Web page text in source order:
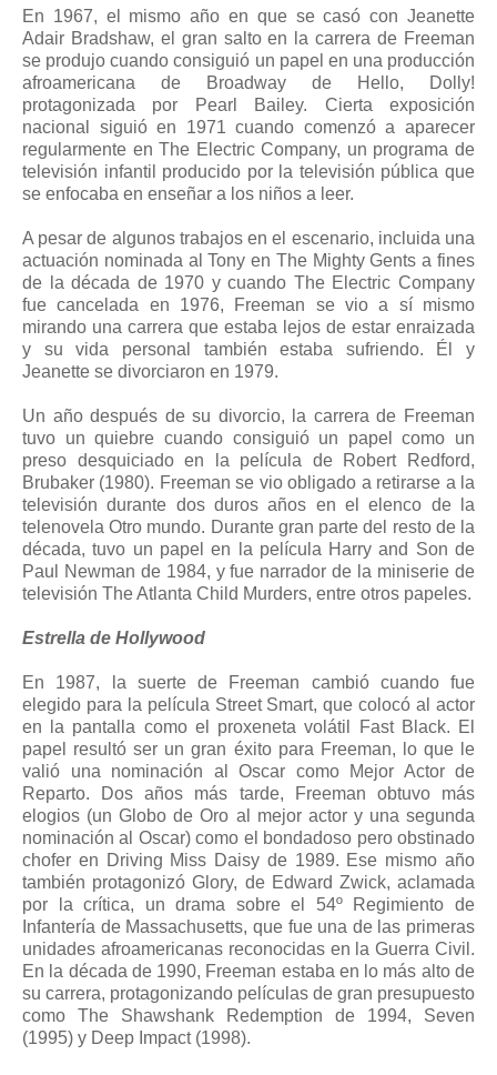
En 1967, el mismo año en que se casó con Jeanette
Adair Bradshaw, el gran salto en la carrera de Freeman
se produjo cuando consiguió un papel en una producción
afroamericana de Broadway de Hello, Dolly!
protagonizada por Pearl Bailey. Cierta exposición
nacional siguió en 1971 cuando comenzó a aparecer
regularmente en The Electric Company, un programa de
televisión infantil producido por la televisión pública que
se enfocaba en enseñar a los niños a leer.
A pesar de algunos trabajos en el escenario, incluida una
actuación nominada al Tony en The Mighty Gents a fines
de la década de 1970 y cuando The Electric Company
fue cancelada en 1976, Freeman se vio a sí mismo
mirando una carrera que estaba lejos de estar enraizada
y su vida personal también estaba sufriendo. Él y
Jeanette se divorciaron en 1979.
Un año después de su divorcio, la carrera de Freeman
tuvo un quiebre cuando consiguió un papel como un
preso desquiciado en la película de Robert Redford,
Brubaker (1980). Freeman se vio obligado a retirarse a la
televisión durante dos duros años en el elenco de la
telenovela Otro mundo. Durante gran parte del resto de la
década, tuvo un papel en la película Harry and Son de
Paul Newman de 1984, y fue narrador de la miniserie de
televisión The Atlanta Child Murders, entre otros papeles.
Estrella de Hollywood
En 1987, la suerte de Freeman cambió cuando fue
elegido para la película Street Smart, que colocó al actor
en la pantalla como el proxeneta volátil Fast Black. El
papel resultó ser un gran éxito para Freeman, lo que le
valió una nominación al Oscar como Mejor Actor de
Reparto. Dos años más tarde, Freeman obtuvo más
elogios (un Globo de Oro al mejor actor y una segunda
nominación al Oscar) como el bondadoso pero obstinado
chofer en Driving Miss Daisy de 1989. Ese mismo año
también protagonizó Glory, de Edward Zwick, aclamada
por la crítica, un drama sobre el 54º Regimiento de
Infantería de Massachusetts, que fue una de las primeras
unidades afroamericanas reconocidas en la Guerra Civil.
En la década de 1990, Freeman estaba en lo más alto de
su carrera, protagonizando películas de gran presupuesto
como The Shawshank Redemption de 1994, Seven
(1995) y Deep Impact (1998).